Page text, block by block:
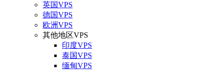
英国VPS
德国VPS
欧洲VPS
其他地区VPS
印度VPS
泰国VPS
缅甸VPS